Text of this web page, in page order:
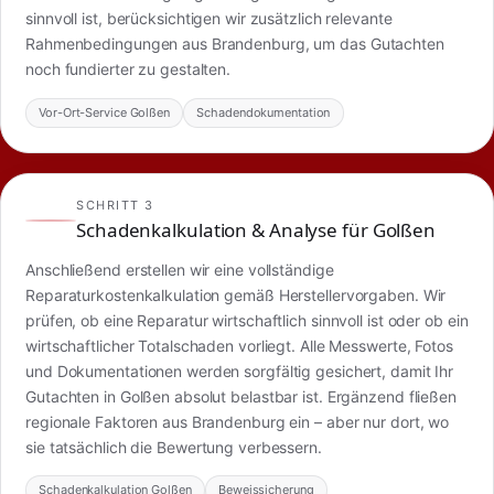
sinnvoll ist, berücksichtigen wir zusätzlich relevante
Rahmenbedingungen aus Brandenburg, um das Gutachten
noch fundierter zu gestalten.
Vor-Ort-Service Golßen Schadendokumentation
SCHRITT 3
Schadenkalkulation & Analyse für Golßen
Anschließend erstellen wir eine vollständige
Reparaturkostenkalkulation gemäß Herstellervorgaben. Wir
prüfen, ob eine Reparatur wirtschaftlich sinnvoll ist oder ob ein
wirtschaftlicher Totalschaden vorliegt. Alle Messwerte, Fotos
und Dokumentationen werden sorgfältig gesichert, damit Ihr
Gutachten in Golßen absolut belastbar ist. Ergänzend fließen
regionale Faktoren aus Brandenburg ein – aber nur dort, wo
sie tatsächlich die Bewertung verbessern.
Schadenkalkulation Golßen Beweissicherung